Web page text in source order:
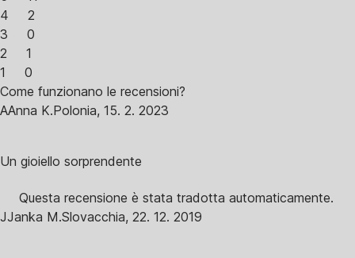
4
2
3
0
2
1
1
0
Come funzionano le recensioni?
AAnna K.Polonia, 15. 2. 2023
Un gioiello sorprendente
Questa recensione è stata tradotta automaticamente.
JJanka M.Slovacchia, 22. 12. 2019